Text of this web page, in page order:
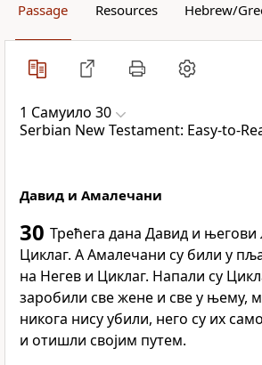
Passage Resources Hebrew/
1 Самуило 30
Serbian New Testament: Easy-to-
Давид и Амалечани
30 Трећега дана Давид и
Циклаг. А Амалечани су били у
на Негев и Циклаг. Напали су
заробили све жене и све у њему,
никога нису убили, него су их
и отишли својим путем.